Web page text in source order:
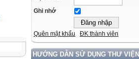
Ghi nhớ
Quên mật khẩu ĐK thành viên
HƯỚNG DẪN SỬ DỤNG THƯ VIỆN